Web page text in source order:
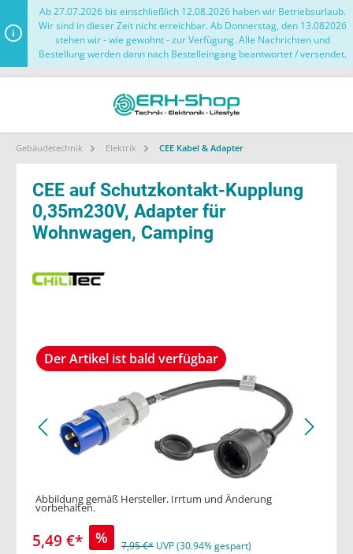
Ab 27.07.2026 bis einschließlich 12.08.2026 haben wir Betriebsurlaub.
Wir sind in dieser Zeit nicht erreichbar. Ab Donnerstag, den 13.082026
stehen wir - wie gewohnt - zur Verfügung. Alle Nachrichten und
Bestellung werden dann nach Bestelleingang beantwortet / versendet.
Gebäudetechnik Elektrik CEE Kabel & Adapter
CEE auf Schutzkontakt-Kupplung
0,35m230V, Adapter für
Wohnwagen, Camping
Der Artikel ist bald verfügbar
Abbildung gemäß Hersteller. Irrtum und Änderung
vorbehalten.
5,49 €* % 7,95 €* UVP (30.94% gespart)